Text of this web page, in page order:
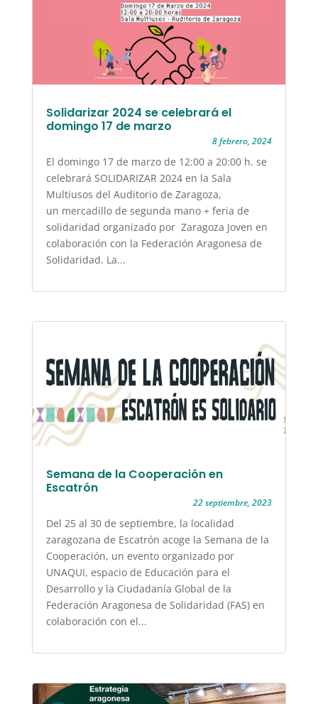
Solidarizar 2024 se celebrará el
domingo 17 de marzo
8 febrero, 2024
El domingo 17 de marzo de 12:00 a 20:00 h. se
celebrará SOLIDARIZAR 2024 en la Sala
Multiusos del Auditorio de Zaragoza,
un mercadillo de segunda mano + feria de
solidaridad organizado por Zaragoza Joven en
colaboración con la Federación Aragonesa de
Solidaridad. La...
Semana de la Cooperación en
Escatrón
22 septiembre, 2023
Del 25 al 30 de septiembre, la localidad
zaragozana de Escatrón acoge la Semana de la
Cooperación, un evento organizado por
UNAQUI, espacio de Educación para el
Desarrollo y la Ciudadanía Global de la
Federación Aragonesa de Solidaridad (FAS) en
colaboración con el...